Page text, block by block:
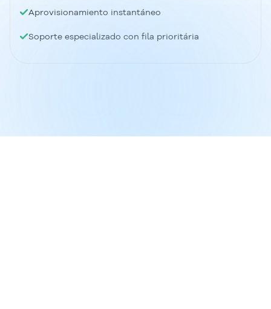
Aprovisionamiento instantáneo
Soporte especializado con fila prioritária